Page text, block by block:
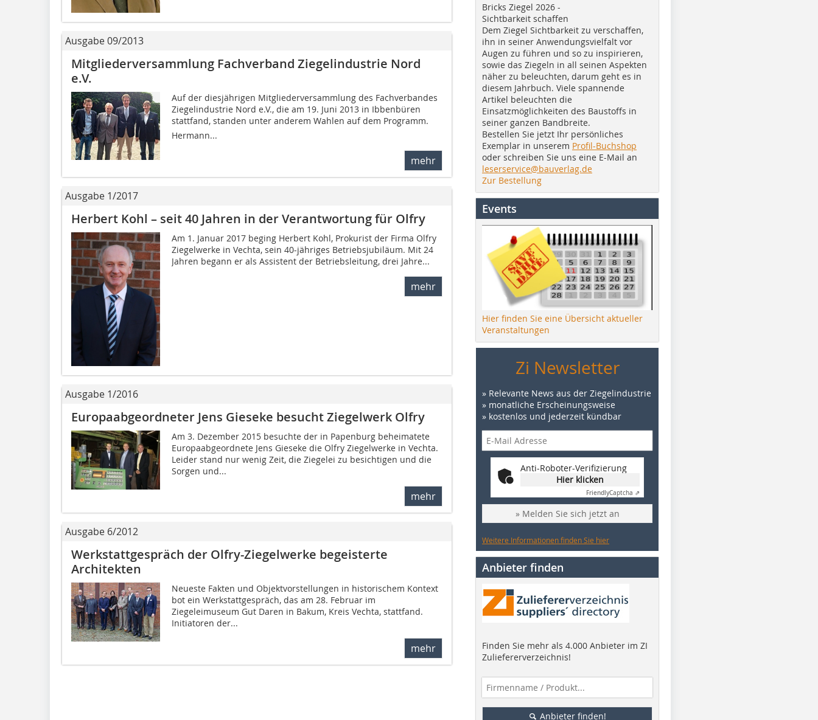
Ausgabe 09/2013
Mitgliederversammlung Fachverband Ziegelindustrie Nord
e.V.
Auf der diesjährigen Mitgliederversammlung des Fachverbandes
Ziegelindustrie Nord e.V., die am 19. Juni 2013 in Ibbenbüren
stattfand, standen unter anderem Wahlen auf dem Programm.
Hermann...
mehr
Ausgabe 1/2017
Herbert Kohl – seit 40 Jahren in der Verantwortung für Olfry
Am 1. Januar 2017 beging Herbert Kohl, Prokurist der Firma Olfry
Ziegelwerke in Vechta, sein 40-jähriges Betriebsjubiläum. Mit 24
Jahren begann er als Assistent der Betriebsleitung, drei Jahre...
mehr
Ausgabe 1/2016
Europaabgeordneter Jens Gieseke besucht Ziegelwerk Olfry
Am 3. Dezember 2015 besuchte der in Papenburg beheimatete
Europaabgeordnete Jens Gieseke die Olfry Ziegelwerke in Vechta.
Leider stand nur wenig Zeit, die Ziegelei zu besichtigen und die
Sorgen und...
mehr
Ausgabe 6/2012
Werkstattgespräch der Olfry-Ziegelwerke begeisterte
Architekten
Neueste Fakten und Objekt­vorstellungen in historischem Kontext
bot ein Werkstattgespräch, das am 28. Februar im
Ziegeleimuseum Gut Daren in Bakum, Kreis Vechta, stattfand.
Initiatoren der...
mehr
Bricks Ziegel 2026 -
Sichtbarkeit schaffen
Dem Ziegel Sichtbarkeit zu verschaffen,
ihn in seiner Anwendungsvielfalt vor
Augen zu führen und so zu inspirieren,
sowie das Ziegeln in all seinen Aspekten
näher zu beleuchten, darum geht es in
diesem Jahrbuch. Viele spannende
Artikel beleuchten die
Einsatzmöglichkeiten des Baustoffs in
seiner ganzen Bandbreite.
Bestellen Sie jetzt Ihr persönliches
Exemplar in unserem Profil-Buchshop
oder schreiben Sie uns eine E-Mail an
leserservice@bauverlag.de
Zur Bestellung
Events
Hier finden Sie eine Übersicht aktueller
Veranstaltungen
Zi Newsletter
» Relevante News aus der Ziegelindustrie
» monatliche Erscheinungsweise
» kostenlos und jederzeit kündbar
Anti-Roboter-Verifizierung
Hier klicken
FriendlyCaptcha ⇗
» Melden Sie sich jetzt an
Weitere Informationen finden Sie hier
Anbieter finden
Finden Sie mehr als 4.000 Anbieter im ZI
Zuliefererverzeichnis!
Anbieter finden!